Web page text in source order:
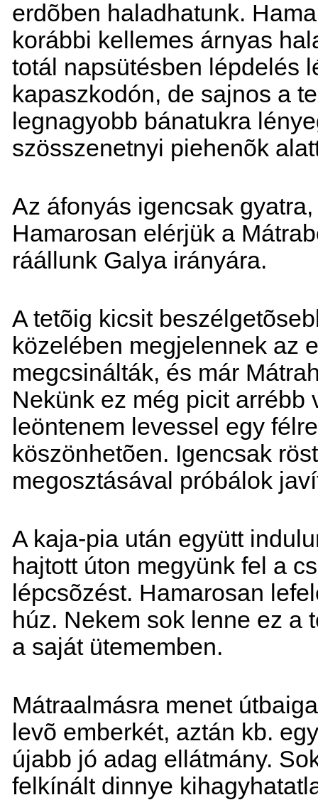
erdõben haladhatunk.
korábbi kellemes árnyas
totál napsütésben lépdelés
kapaszkodón, de sajnos a
legnagyobb bánatukra
szösszenetnyi piehenõk
Az áfonyás igencsak
Hamarosan elérjük a
ráállunk Galya irányára.
A tetõig kicsit
közelében megjelennek az
megcsinálták, és már
Nekünk ez még picit arrébb
leöntenem levessel egy
köszönhetõen. Igencsak
megosztásával próbálok
A kaja-pia után együtt
hajtott úton megyünk fel a
lépcsõzést. Hamarosan
húz. Nekem sok lenne ez a
a saját ütememben.
Mátraalmásra menet
levõ emberkét, aztán kb.
újabb jó adag ellátmány.
felkínált dinnye